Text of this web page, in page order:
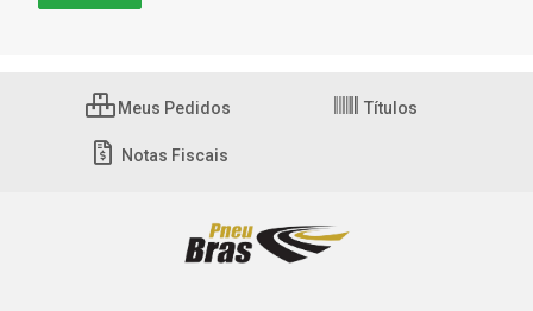
Meus Pedidos Títulos
Notas Fiscais